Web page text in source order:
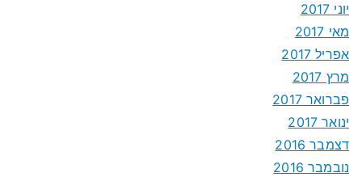
יוני 2017
מאי 2017
אפריל 2017
מרץ 2017
פברואר 2017
ינואר 2017
דצמבר 2016
נובמבר 2016